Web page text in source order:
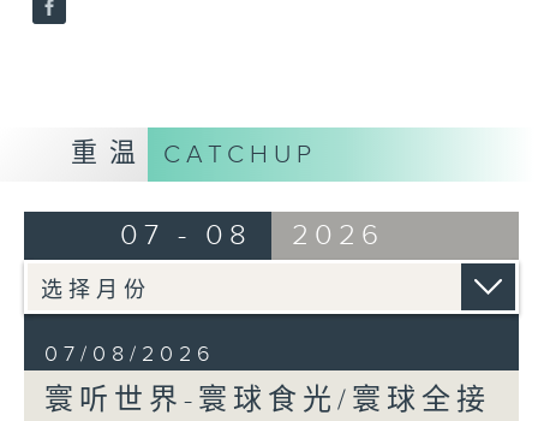
重温 CATCHUP
07 - 08 2026
07/08/2026
寰听世界-寰球食光/寰球全接